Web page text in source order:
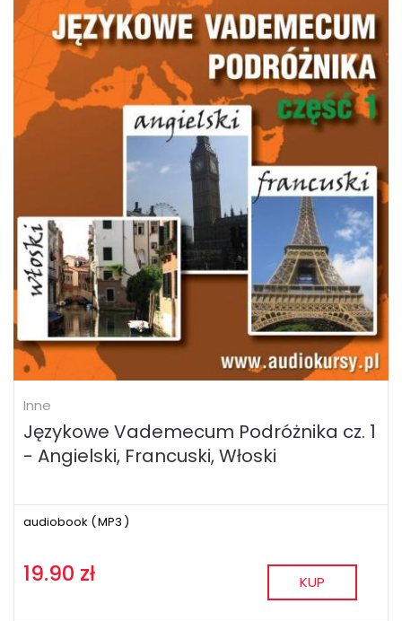
Inne
Językowe Vademecum Podróżnika cz. 1
- Angielski, Francuski, Włoski
audiobook (MP3 )
19.90 zł KUP